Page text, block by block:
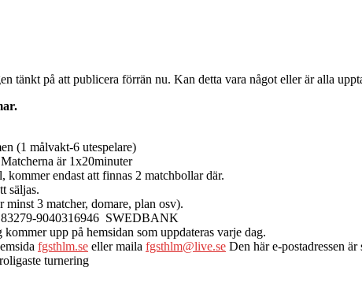
tänkt på att publicera förrän nu. Kan detta vara något eller är alla
(1 målvakt-6 utespelare)
är 1x20minuter
kommer endast att finnas 2 matchbollar där.
säljas.
3 matcher, domare, plan osv).
9040316946 SWEDBANK
upp på hemsidan som uppdateras varje dag.
fgsthlm.se eller maila fgsthlm@live.se Den här e-postadressen
turnering